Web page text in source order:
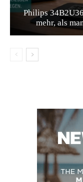
Philips
mehr, als